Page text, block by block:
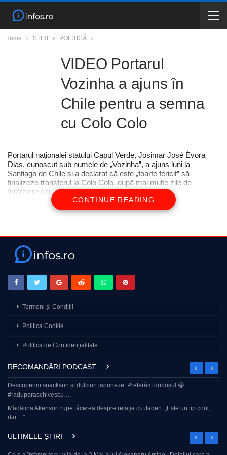
Home ȘTIRI POLITICĂ
VIDEO Portarul
Vozinha a ajuns în
Chile pentru a semna
cu Colo Colo
Portarul naționalei statului Capul Verde, Josimar José Évora
Dias, cunoscut sub numele de „Vozinha”, a ajuns luni la
Santiago de Chile și a declarat că este „foarte fericit” să
finalizeze transferul la Colo Colo, după mai multe zile de
întârziere cau…
CONTINUE READING
Termeni și Condiții
Politica Cookie
Politica de Confidențialitate
RECOMANDĂRI PODCAST
Descoperim snacksuri și dulciuri japoneze. Preferăm doboșul 😀
#raduparaschivescu…
Mădălina Akenson rupe tăcerea despre relația cu Jaden: „Este un tip cool,
dar…”
ULTIMELE ȘTIRI